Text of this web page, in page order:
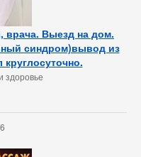
врача. Выезд на дом.
синдром)вывод из
здоровье